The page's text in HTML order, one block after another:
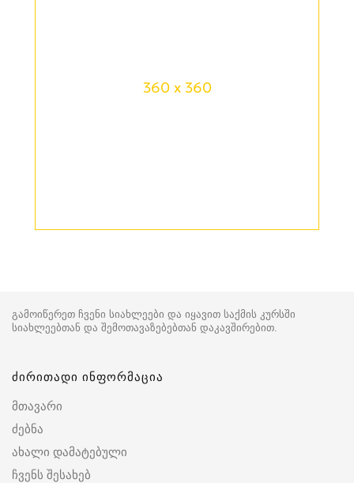
360 x 360
გამოიწერეთ ჩვენი სიახლეები და იყავით საქმის კურსში
სიახლეებთან და შემოთავაზებებთან დაკავშირებით.
ძირითადი ინფორმაცია
მთავარი
ძებნა
ახალი დამატებული
ჩვენს შესახებ